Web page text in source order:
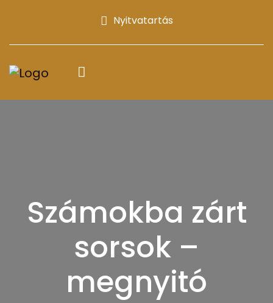
Nyitvatartás
Számokba zárt
sorsok –
megnyitó